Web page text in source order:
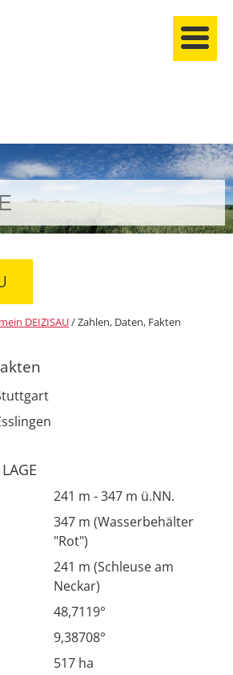
anmelden
mein DEIZISAU/Zahlen, Daten, Fakten
241 m - 347 m ü.NN.
347 m (Wasserbehälter
"Rot")
241 m (Schleuse am
Neckar)
48,7119°
9,38708°
517 ha